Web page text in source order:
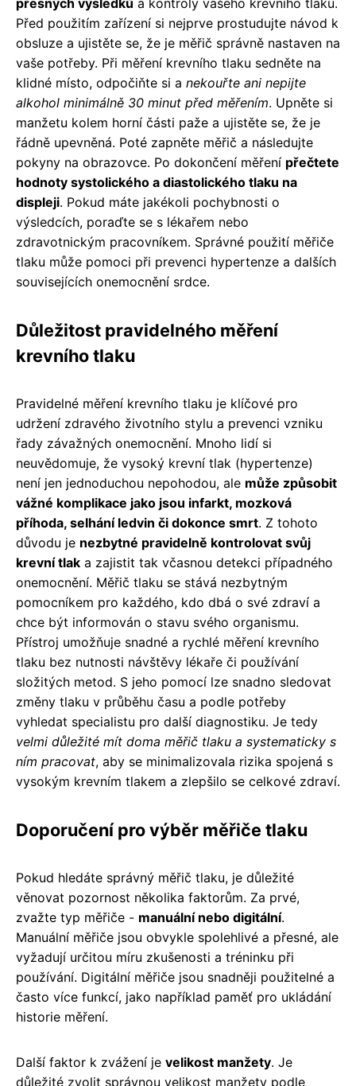
přesných výsledků a kontroly vašeho krevního tlaku.
Před použitím zařízení si nejprve prostudujte návod k
obsluze a ujistěte se, že je měřič správně nastaven na
vaše potřeby. Při měření krevního tlaku sedněte na
klidné místo, odpočiňte si a nekouřte ani nepijte
alkohol minimálně 30 minut před měřením. Upněte si
manžetu kolem horní části paže a ujistěte se, že je
řádně upevněná. Poté zapněte měřič a následujte
pokyny na obrazovce. Po dokončení měření přečtete
hodnoty systolického a diastolického tlaku na
displeji. Pokud máte jakékoli pochybnosti o
výsledcích, poraďte se s lékařem nebo
zdravotnickým pracovníkem. Správné použití měřiče
tlaku může pomoci při prevenci hypertenze a dalších
souvisejících onemocnění srdce.
Důležitost pravidelného měření
krevního tlaku
Pravidelné měření krevního tlaku je klíčové pro
udržení zdravého životního stylu a prevenci vzniku
řady závažných onemocnění. Mnoho lidí si
neuvědomuje, že vysoký krevní tlak (hypertenze)
není jen jednoduchou nepohodou, ale může způsobit
vážné komplikace jako jsou infarkt, mozková
příhoda, selhání ledvin či dokonce smrt. Z tohoto
důvodu je nezbytné pravidelně kontrolovat svůj
krevní tlak a zajistit tak včasnou detekci případného
onemocnění. Měřič tlaku se stává nezbytným
pomocníkem pro každého, kdo dbá o své zdraví a
chce být informován o stavu svého organismu.
Přístroj umožňuje snadné a rychlé měření krevního
tlaku bez nutnosti návštěvy lékaře či používání
složitých metod. S jeho pomocí lze snadno sledovat
změny tlaku v průběhu času a podle potřeby
vyhledat specialistu pro další diagnostiku. Je tedy
velmi důležité mít doma měřič tlaku a systematicky s
ním pracovat, aby se minimalizovala rizika spojená s
vysokým krevním tlakem a zlepšilo se celkové zdraví.
Doporučení pro výběr měřiče tlaku
Pokud hledáte správný měřič tlaku, je důležité
věnovat pozornost několika faktorům. Za prvé,
zvažte typ měřiče - manuální nebo digitální.
Manuální měřiče jsou obvykle spolehlivé a přesné, ale
vyžadují určitou míru zkušenosti a tréninku při
používání. Digitální měřiče jsou snadněji použitelné a
často více funkcí, jako například paměť pro ukládání
historie měření.
Další faktor k zvážení je velikost manžety. Je
důležité zvolit správnou velikost manžety podle